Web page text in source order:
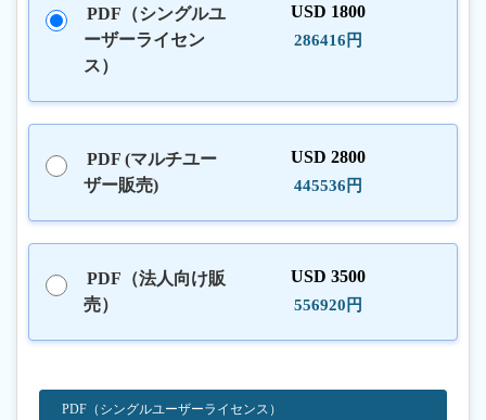
PDF（シングルユ
ーザーライセン
ス）
USD 1800
286416円
PDF (マルチユー
ザー販売)
USD 2800
445536円
PDF（法人向け販
売）
USD 3500
556920円
PDF（シングルユーザーライセンス）